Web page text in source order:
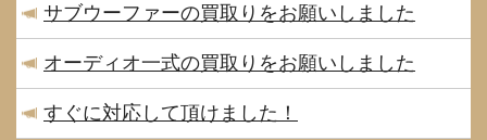
サブウーファーの買取りをお願いしました
オーディオ一式の買取りをお願いしました
すぐに対応して頂けました！